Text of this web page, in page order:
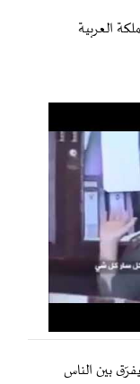
العربية
بين الناس